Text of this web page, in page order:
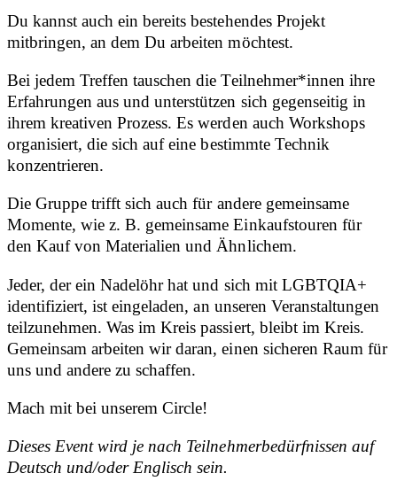
Du kannst auch ein bereits bestehendes Projekt
mitbringen, an dem Du arbeiten möchtest.
Bei jedem Treffen tauschen die Teilnehmer*innen ihre
Erfahrungen aus und unterstützen sich gegenseitig in
ihrem kreativen Prozess. Es werden auch Workshops
organisiert, die sich auf eine bestimmte Technik
konzentrieren.
Die Gruppe trifft sich auch für andere gemeinsame
Momente, wie z. B. gemeinsame Einkaufstouren für
den Kauf von Materialien und Ähnlichem.
Jeder, der ein Nadelöhr hat und sich mit LGBTQIA+
identifiziert, ist eingeladen, an unseren Veranstaltungen
teilzunehmen. Was im Kreis passiert, bleibt im Kreis.
Gemeinsam arbeiten wir daran, einen sicheren Raum für
uns und andere zu schaffen.
Mach mit bei unserem Circle!
Dieses Event wird je nach Teilnehmerbedürfnissen auf
Deutsch und/oder Englisch sein.